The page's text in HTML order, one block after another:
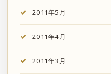
2011年5月
2011年4月
2011年3月